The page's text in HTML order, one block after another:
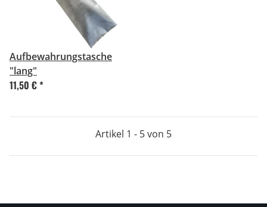
Aufbewahrungstasche
"lang"
11,50 €*
Artikel 1 - 5 von 5